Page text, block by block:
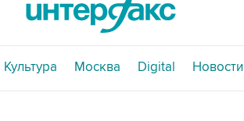
Культура Москва Digital Новости